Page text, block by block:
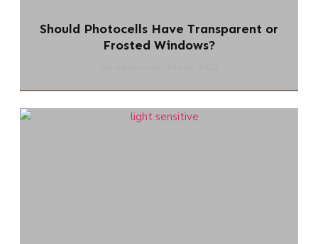
Should Photocells Have Transparent or
Frosted Windows?